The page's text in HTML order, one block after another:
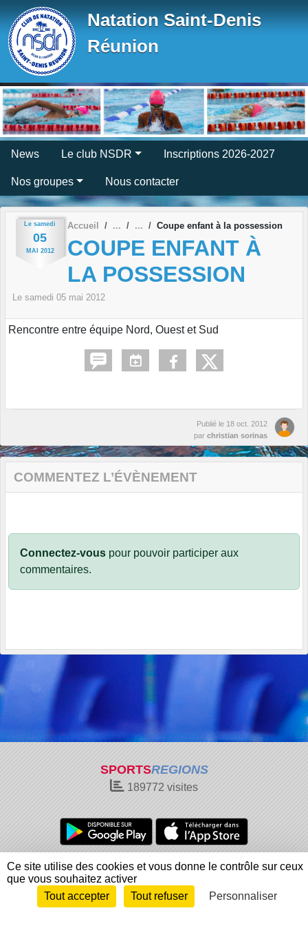
Natation Saint-Denis
Réunion
News Le club NSDR Inscriptions 2026-2027
Nos groupes Nous contacter
Le samedi
05
MAI 2012
Accueil Coupe enfant à la possession
COUPE ENFANT À
LA POSSESSION
Le samedi 05 mai 2012
Rencontre entre équipe Nord, Ouest et Sud
Publié le 18 oct. 2012
par christian sorinas
COMMENTEZ L’ÉVÈNEMENT
Connectez-vous pour pouvoir participer aux
commentaires.
SPORTSREGIONS
189772 visites
Charte cookies
Gestion des cookies
Informations légales
Signaler un contenu inapproprié
Envie de participer ?
Connexion
Panneau de gestion des cookies
Ce site utilise des cookies et vous donne le contrôle sur ceux
que vous souhaitez activer
Tout accepter
Tout refuser Personnaliser